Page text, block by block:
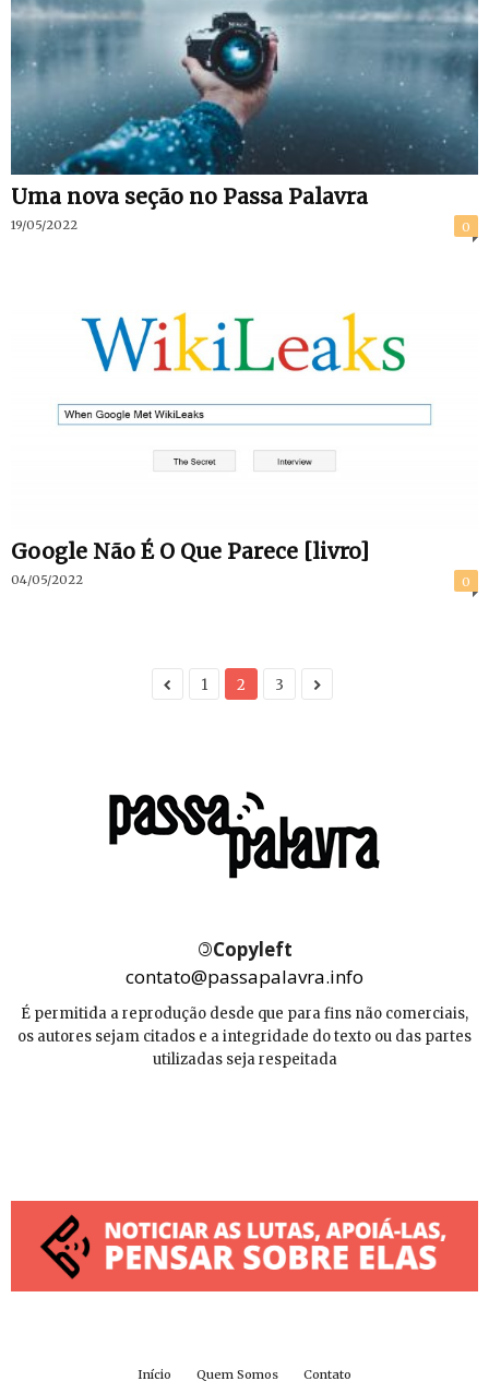
Uma nova seção no Passa Palavra
19/05/2022 0
Google Não É O Que Parece [livro]
04/05/2022 0
1 2 3
©Copyleft
contato@passapalavra.info
É permitida a reprodução desde que para fins não comerciais,
os autores sejam citados e a integridade do texto ou das partes
utilizadas seja respeitada
Início Quem Somos Contato